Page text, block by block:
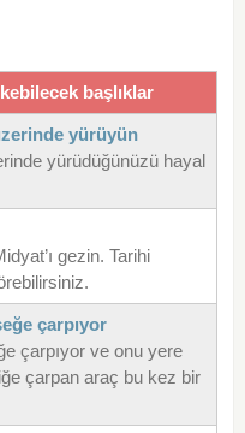
başlıklar
yürüyün
yürüdüğünüzü hayal
gezin. Tarihi
çarpıyor
çarpıyor ve onu yere
çarpan araç bu kez bir